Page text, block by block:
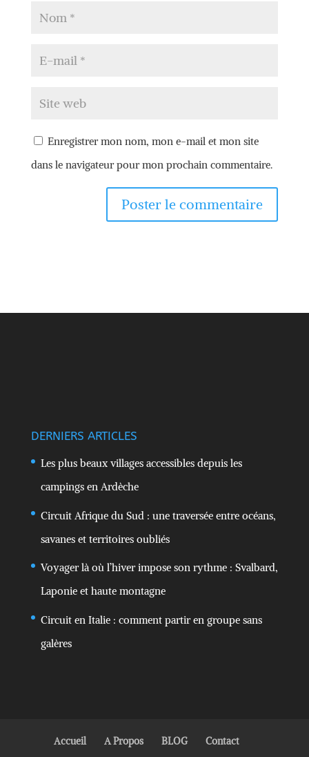
Enregistrer mon nom, mon e-mail et mon site
dans le navigateur pour mon prochain commentaire.
DERNIERS ARTICLES
Les plus beaux villages accessibles depuis les
campings en Ardèche
Circuit Afrique du Sud : une traversée entre océans,
savanes et territoires oubliés
Voyager là où l’hiver impose son rythme : Svalbard,
Laponie et haute montagne
Circuit en Italie : comment partir en groupe sans
galères
Accueil A Propos BLOG Contact